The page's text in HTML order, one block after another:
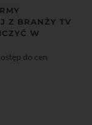
Z BRANŻY TV
W
do cen